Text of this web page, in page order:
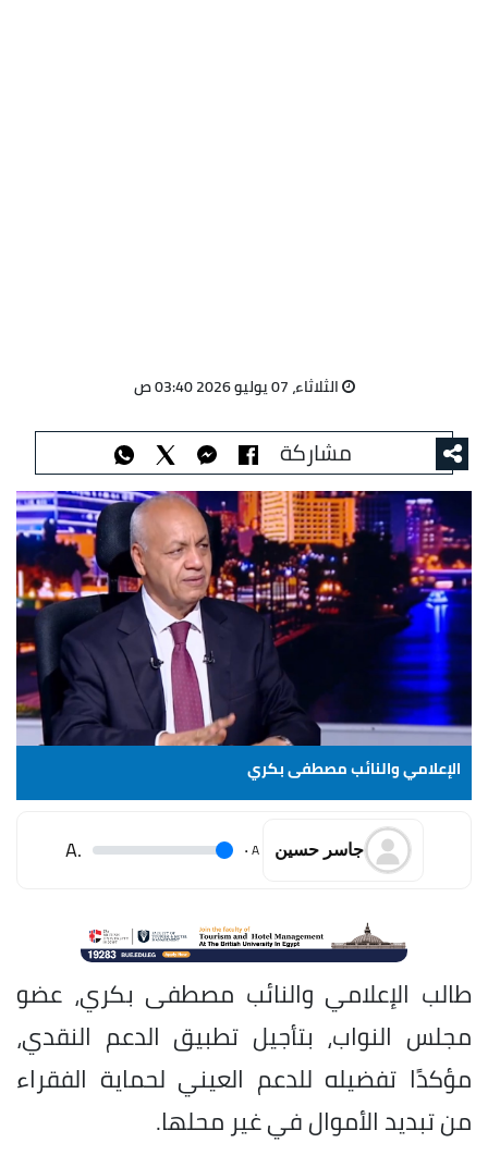
الثلاثاء، 07 يوليو 2026 03:40 ص
مشاركة
الإعلامي والنائب مصطفى بكري
جاسر حسين A
.
.A
طالب الإعلامي والنائب مصطفى بكري، عضو
مجلس النواب، بتأجيل تطبيق الدعم النقدي،
مؤكدًا تفضيله للدعم العيني لحماية الفقراء
من تبديد الأموال في غير محلها.